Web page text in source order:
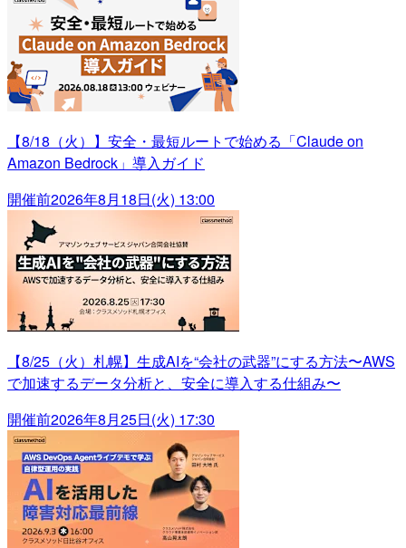
【8/18（火）】安全・最短ルートで始める「Claude on
Amazon Bedrock」導入ガイド
開催前2026年8月18日(火) 13:00
【8/25（火）札幌】生成AIを“会社の武器”にする方法〜AWS
で加速するデータ分析と、安全に導入する仕組み〜
開催前2026年8月25日(火) 17:30